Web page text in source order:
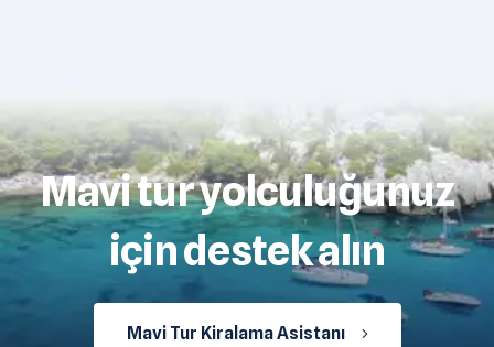
Mavi tur yolculuğunuz
için destek alın
Mavi Tur Kiralama Asistanı